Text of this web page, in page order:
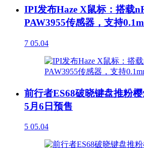
IPI发布Haze X鼠标：搭载
PAW3955传感器，支持
7 05.04
前行者ES68破晓键盘推粉
5月6日预售
5 05.04